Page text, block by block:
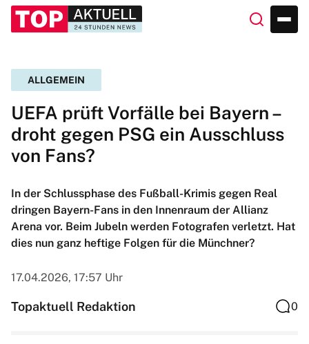
ALLGEMEIN
UEFA prüft Vorfälle bei Bayern –
droht gegen PSG ein Ausschluss
von Fans?
In der Schlussphase des Fußball-Krimis gegen Real
dringen Bayern-Fans in den Innenraum der Allianz
Arena vor. Beim Jubeln werden Fotografen verletzt. Hat
dies nun ganz heftige Folgen für die Münchner?
17.04.2026, 17:57 Uhr
Topaktuell Redaktion 0